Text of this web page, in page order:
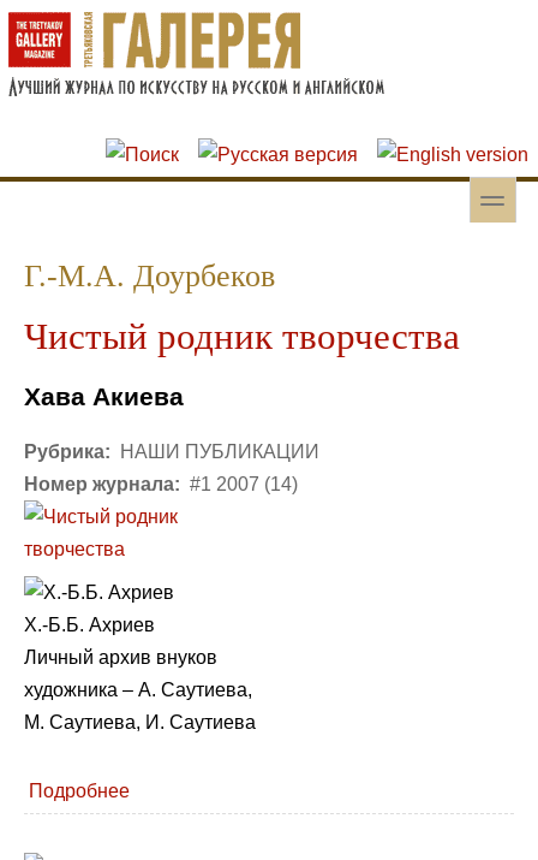
Перейти к основному содержанию
Skip to search
toggle
Г.-М.А. Доурбеков
Чистый родник творчества
Хава Акиева
Рубрика:
НАШИ ПУБЛИКАЦИИ
Номер журнала: #1 2007 (14)
Х.-Б.Б. Ахриев
Личный архив внуков
художника – А. Саутиева,
М. Саутиева, И. Саутиева
Подробнее